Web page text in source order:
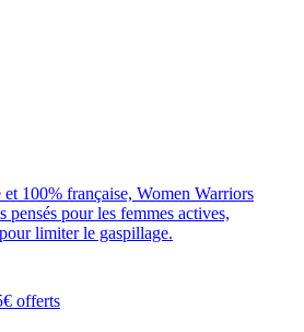
et 100% française, Women Warriors
pensés pour les femmes actives,
limiter le gaspillage.
offerts